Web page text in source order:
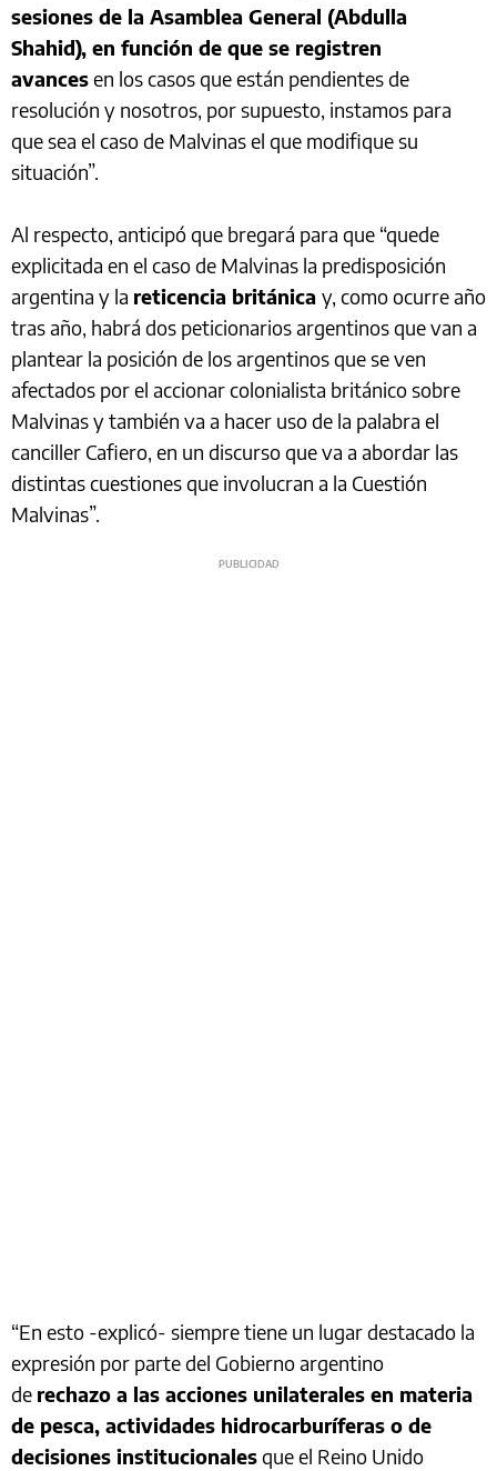
sesiones de la Asamblea General (Abdulla
Shahid), en función de que se registren
avancesen los casos que están pendientes de
resolución y nosotros, por supuesto, instamos para
que sea el caso de Malvinas el que modifique su
situación”.
Al respecto, anticipó que bregará para que “quede
explicitada en el caso de Malvinas la predisposición
argentina y la reticencia británica y, como ocurre año
tras año, habrá dos peticionarios argentinos que van a
plantear la posición de los argentinos que se ven
afectados por el accionar colonialista británico sobre
Malvinas y también va a hacer uso de la palabra el
canciller Cafiero, en un discurso que va a abordar las
distintas cuestiones que involucran a la Cuestión
Malvinas”.
“En esto -explicó- siempre tiene un lugar destacado la
expresión por parte del Gobierno argentino
de rechazo a las acciones unilaterales en materia
de pesca, actividades hidrocarburíferas o de
decisiones institucionalesque el Reino Unido